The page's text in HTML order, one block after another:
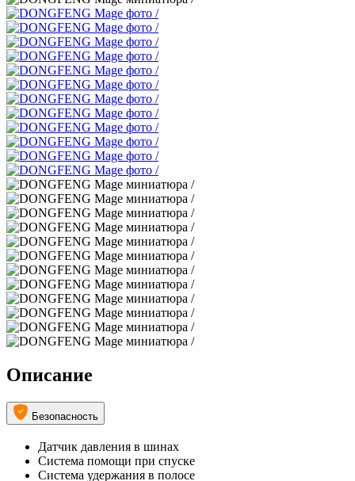
Описание
Безопасность
Датчик давления в шинах
Система помощи при спуске
Система удержания в полосе